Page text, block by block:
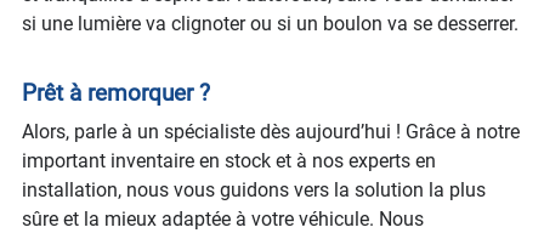
si une lumière va clignoter ou si un boulon va se desserrer.
Prêt à remorquer ?
Alors, parle à un spécialiste dès aujourd’hui ! Grâce à notre
important inventaire en stock et à nos experts en
installation, nous vous guidons vers la solution la plus
sûre et la mieux adaptée à votre véhicule. Nous